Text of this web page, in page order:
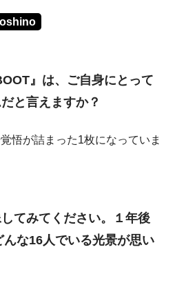
』は、ご自身にとって
と言えますか？
悟が詰まった1枚になっていま
てみてください。１年後
んな16人でいる光景が思い